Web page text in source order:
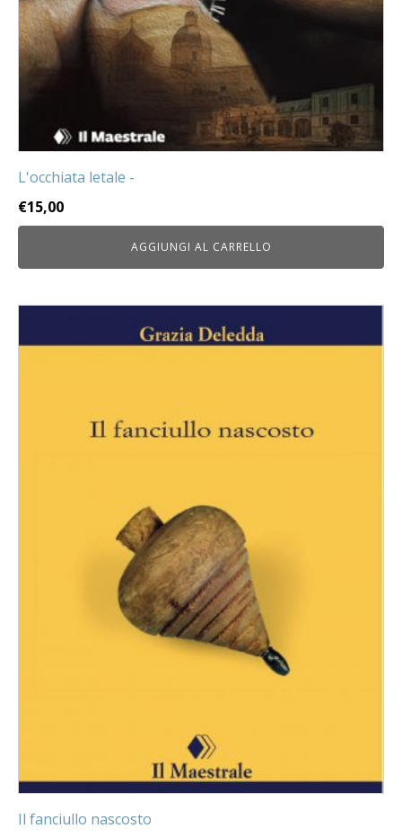
L'occhiata letale -
€15,00
AGGIUNGI AL CARRELLO
Il fanciullo nascosto